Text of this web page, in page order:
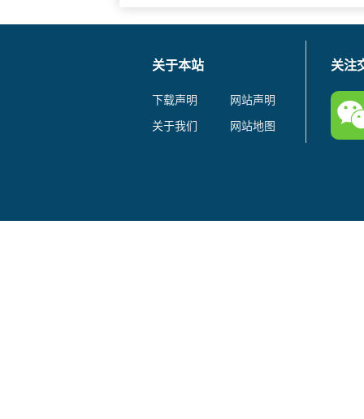
关于本站
下载声明
网站声明
关于我们
网站地图
关注